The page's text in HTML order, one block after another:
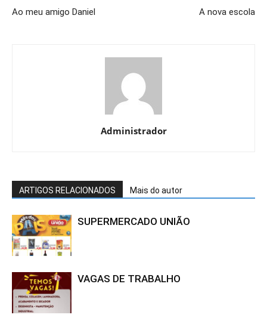
Ao meu amigo Daniel A nova escola
Administrador
ARTIGOS RELACIONADOS Mais do autor
SUPERMERCADO UNIÃO
VAGAS DE TRABALHO